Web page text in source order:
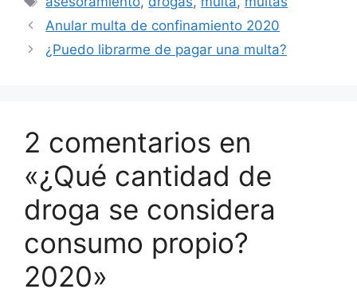
Anular multa de confinamiento 2020
¿Puedo librarme de pagar una multa?
2 comentarios en
«¿Qué cantidad de
droga se considera
consumo propio?
2020»